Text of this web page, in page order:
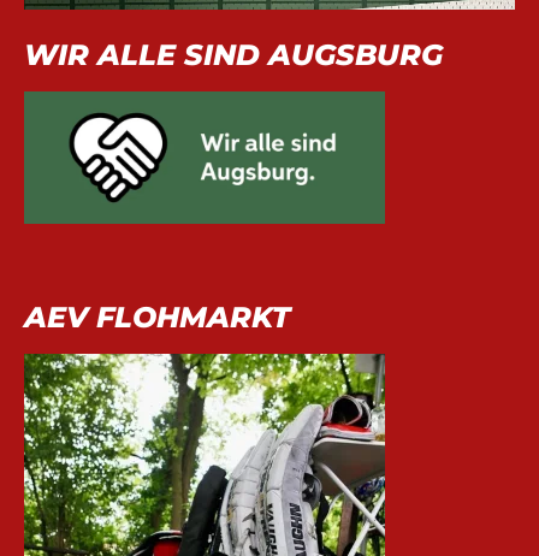
WIR ALLE SIND AUGSBURG
AEV FLOHMARKT